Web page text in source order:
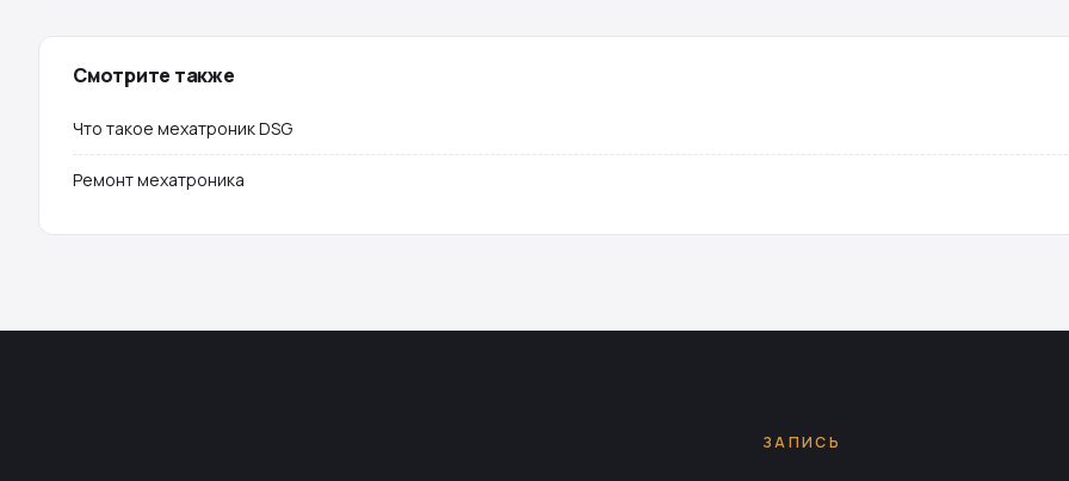
Смотрите также
Что такое мехатроник DSG
Ремонт мехатроника
ЗАПИСЬ